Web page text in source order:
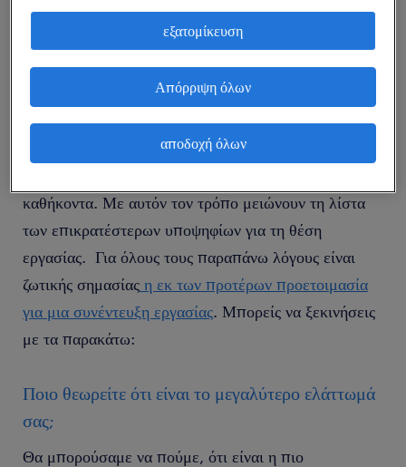
συγκεκριμένη απάντηση, αλλά μάλλον ζητά να δει αν
μπορείς να σκεφτείς γρήγορα και να υποστηρίξεις την
απάντησή σου με κάποια λογική εξήγηση.
Τέλος, οι υπεύθυνοι προσλήψεων μπορεί να κάνουν
δύσκολες ερωτήσεις συνέντευξης για να μετρήσουν
καθήκοντα. Με αυτόν τον τρόπο μειώνουν τη λίστα
των επικρατέστερων υποψηφίων για τη θέση
εργασίας. Για όλους τους παραπάνω λόγους είναι
ζωτικής σημασίας η εκ των προτέρων προετοιμασία
για μια συνέντευξη εργασίας. Μπορείς να ξεκινήσεις
με τα παρακάτω:
Ποιο θεωρείτε ότι είναι το μεγαλύτερο ελάττωμά
σας;
Θα μπορούσαμε να πούμε, ότι είναι η πιο
εξατομίκευση
Απόρριψη όλων
αποδοχή όλων